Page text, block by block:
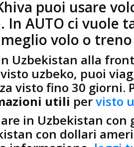
puoi usare
In AUTO ci vuole
meglio volo o
Uzbekistan alla
uzbeko, puoi
visto fino 30 giorni.
utili pervisto
in Uzbekistan con
con dollari